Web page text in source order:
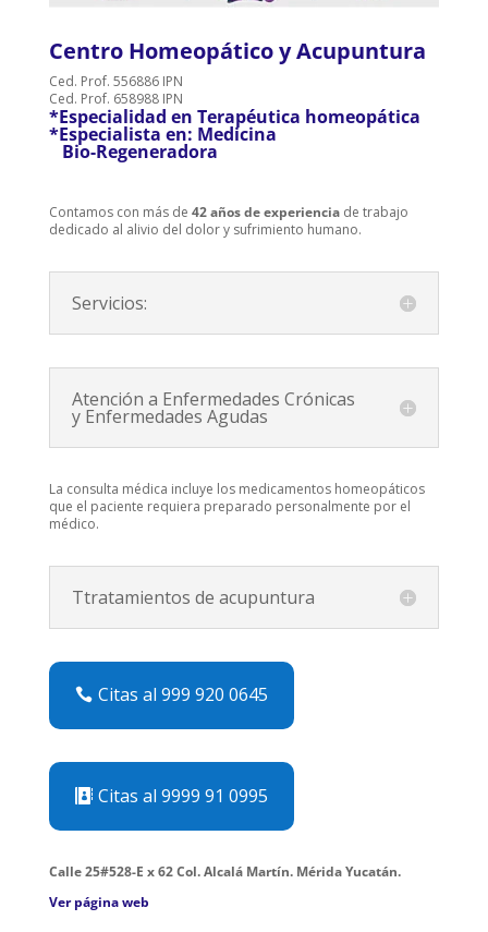
Centro Homeopático y Acupuntura
Ced. Prof. 556886 IPN
Ced. Prof. 658988 IPN
*Especialidad en Terapéutica homeopática
*Especialista en: Medicina
Bio-Regeneradora
Contamos con más de 42 años de experiencia de trabajo
dedicado al alivio del dolor y sufrimiento humano.
Servicios:
Atención a Enfermedades Crónicas
y Enfermedades Agudas
La consulta médica incluye los medicamentos homeopáticos
que el paciente requiera preparado personalmente por el
médico.
Ttratamientos de acupuntura
Citas al 999 920 0645
Citas al 9999 91 0995
Calle 25#528-E x 62 Col. Alcalá Martín. Mérida Yucatán.
Ver página web